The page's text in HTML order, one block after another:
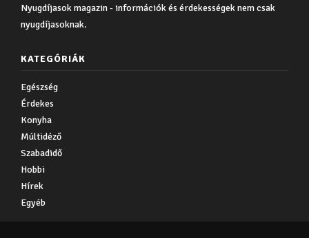
Nyugdíjasok magazin - információk és érdekességek nem csak
nyugdíjasoknak.
KATEGÓRIÁK
Egészség
Érdekes
Konyha
Múltidéző
Szabadidő
Hobbi
Hírek
Egyéb